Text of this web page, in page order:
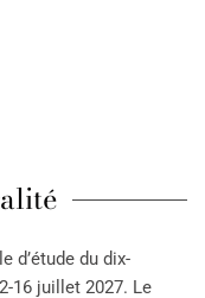
d’étude du dix-
16 juillet 2027. Le